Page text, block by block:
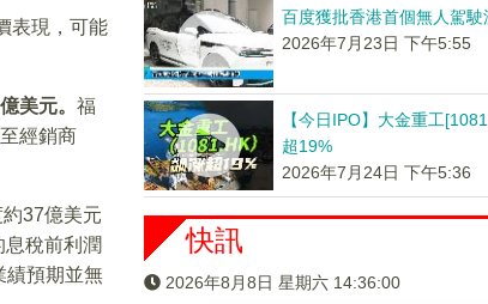
表現，可能
美元。 福
經銷商
37億美元
稅前利潤
績預期並無
百度獲批香港首個無人駕駛
2026年7月23日 下午5:55
【今日IPO】大金重工
超19%
2026年7月24日 下午5:36
快訊
2026年8月8日 星期六 14:36:01